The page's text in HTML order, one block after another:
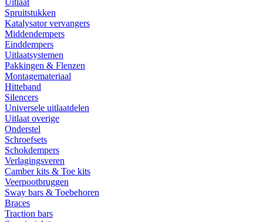
Uitlaat
Spruitstukken
Katalysator vervangers
Middendempers
Einddempers
Uitlaatsystemen
Pakkingen & Flenzen
Montagemateriaal
Hitteband
Silencers
Universele uitlaatdelen
Uitlaat overige
Onderstel
Schroefsets
Schokdempers
Verlagingsveren
Camber kits & Toe kits
Veerpootbruggen
Sway bars & Toebehoren
Braces
Traction bars